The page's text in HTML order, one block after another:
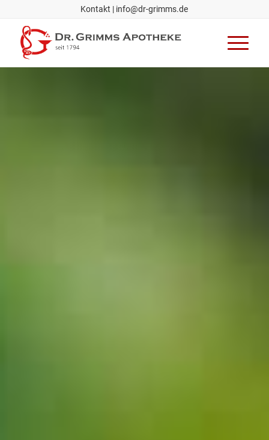
Kontakt | info@dr-grimms.de